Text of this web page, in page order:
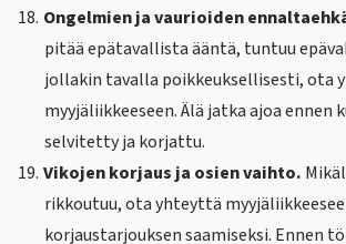
18. Ongelmien ja vaurioiden
pitää epätavallista ääntä, tuntuu
jollakin tavalla poikkeuksellisesti, ota
myyjäliikkeeseen. Älä jatka ajoa ennen
selvitetty ja korjattu.
19. Vikojen korjaus ja osien vaihto.
rikkoutuu, ota yhteyttä
korjaustarjouksen saamiseksi. Ennen